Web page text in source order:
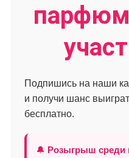
Подпишись на наши
и получи шанс
бесплатно.
🔔 Розыгрыш среди